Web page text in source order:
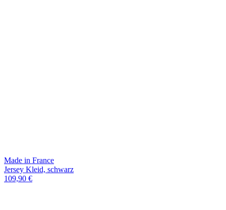
Made in France
Jersey Kleid, schwarz
109,90 €